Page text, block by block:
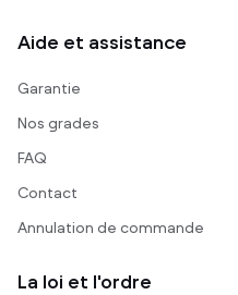
Aide et assistance
Garantie
Nos grades
FAQ
Contact
Annulation de commande
La loi et l'ordre